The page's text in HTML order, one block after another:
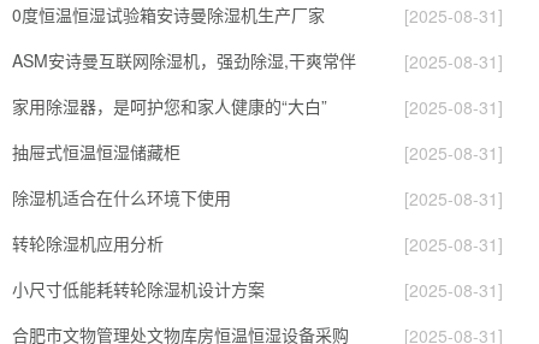
0度恒温恒湿试验箱安诗曼除湿机生产厂家
[2025-08-31]
ASM安诗曼互联网除湿机，强劲除湿,干爽常伴
[2025-08-31]
家用除湿器，是呵护您和家人健康的“大白”
[2025-08-31]
抽屉式恒温恒湿储藏柜
[2025-08-31]
除湿机适合在什么环境下使用
[2025-08-31]
转轮除湿机应用分析
[2025-08-31]
小尺寸低能耗转轮除湿机设计方案
[2025-08-31]
合肥市文物管理处文物库房恒温恒湿设备采购
[2025-08-31]